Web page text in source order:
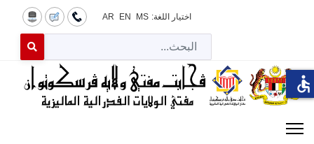
اختيار اللغة: MS
EN
AR
for results.
accessible